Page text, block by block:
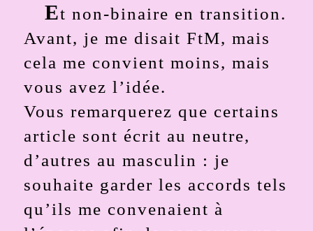
Et non-binaire en transition.
Avant, je me disait FtM, mais
cela me convient moins, mais
vous avez l’idée.
Vous remarquerez que certains
article sont écrit au neutre,
d’autres au masculin : je
souhaite garder les accords tels
qu’ils me convenaient à